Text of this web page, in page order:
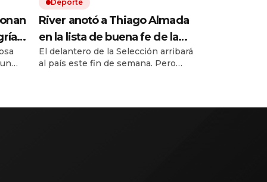
Deporte
River anotó a Thiago Almada
en la lista de buena fe de la
Sudamericana y dio a los
convocados ante Tigre con
El delantero de la Selección arribará
al país este fin de semana. Pero
Matador.